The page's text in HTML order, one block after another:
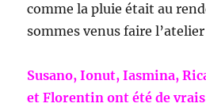
comme la pluie était au
sommes venus faire
Susano, Ionut, Iasmina,
et Florentin ont été de